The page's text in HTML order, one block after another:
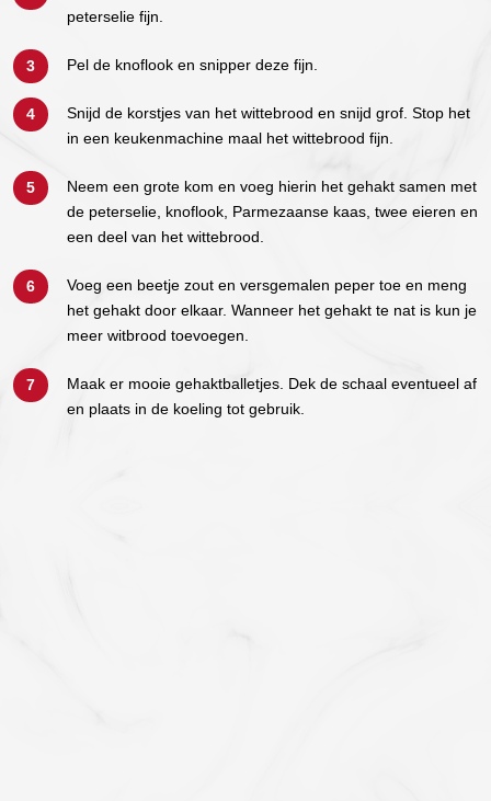
peterselie fijn.
Pel de knoflook en snipper deze fijn.
Snijd de korstjes van het wittebrood en snijd grof. Stop het
in een keukenmachine maal het wittebrood fijn.
Neem een grote kom en voeg hierin het gehakt samen met
de peterselie, knoflook, Parmezaanse kaas, twee eieren en
een deel van het wittebrood.
Voeg een beetje zout en versgemalen peper toe en meng
het gehakt door elkaar. Wanneer het gehakt te nat is kun je
meer witbrood toevoegen.
Maak er mooie gehaktballetjes. Dek de schaal eventueel af
en plaats in de koeling tot gebruik.